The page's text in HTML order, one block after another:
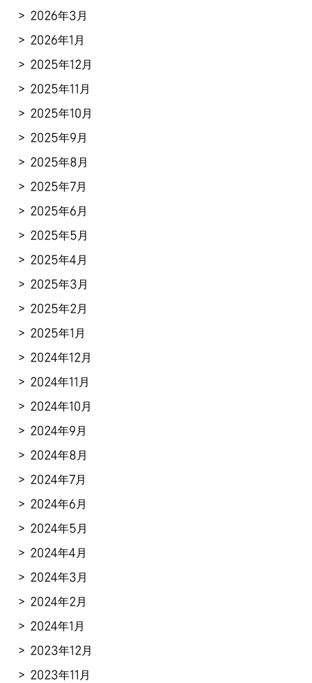
2026年3月
2026年1月
2025年12月
2025年11月
2025年10月
2025年9月
2025年8月
2025年7月
2025年6月
2025年5月
2025年4月
2025年3月
2025年2月
2025年1月
2024年12月
2024年11月
2024年10月
2024年9月
2024年8月
2024年7月
2024年6月
2024年5月
2024年4月
2024年3月
2024年2月
2024年1月
2023年12月
2023年11月